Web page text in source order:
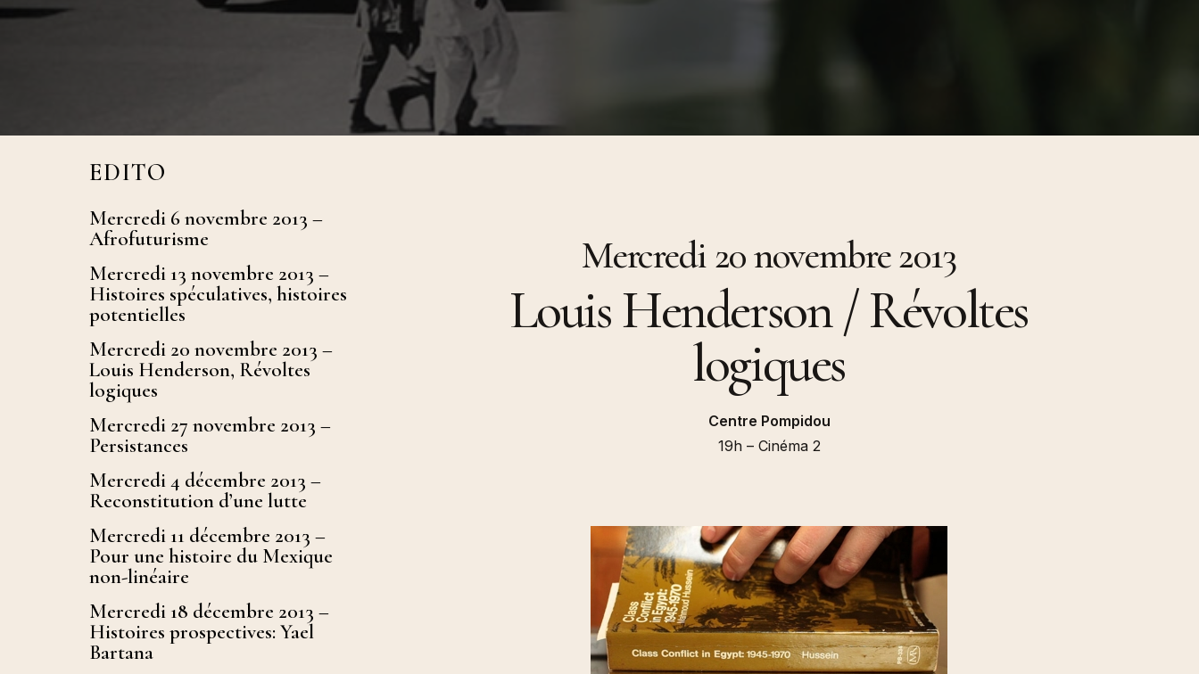
Gulbenkian & Les Laboratoires d’Aubervilliers
l’art (Multitudes, 2014)
Cinéma Queer (Revue
Multitudes n°35, 2008-2009)
Paris, éditions de La Martinière, 2024
Mercredi 20 novembre 2013
Louis Henderson / Révoltes
logiques
Centre Pompidou
19h – Cinéma 2
EDITO
Mercredi 6 novembre 2013 –
Afrofuturisme
Mercredi 13 novembre 2013 –
Histoires spéculatives, histoires
potentielles
Mercredi 20 novembre 2013 –
Louis Henderson, Révoltes
logiques
Mercredi 27 novembre 2013 –
Persistances
Mercredi 4 décembre 2013 –
Reconstitution d’une lutte
Mercredi 11 décembre 2013 –
Pour une histoire du Mexique
non-linéaire
Mercredi 18 décembre 2013 –
Histoires prospectives: Yael
Bartana